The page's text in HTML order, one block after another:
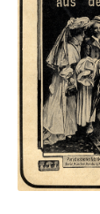
Marken
Konzerne
Epoche